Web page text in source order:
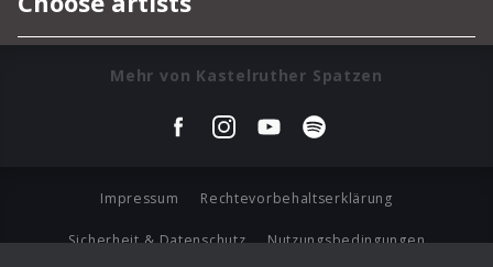
Mehr von Kastelruther Spatzen
Impressum Rechtevorbehaltserklärung
Sicherheit & Datenschutz Nutzungsbedingungen